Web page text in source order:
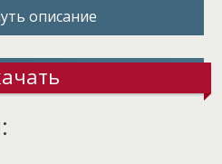
и ударила героиню
болью жар-птица
вверх, а затем
студентку накрыло
описание